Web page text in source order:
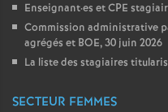
Enseignant·es etCPE
Commission administrative
agrégés et BOE, 30 juin 2026
La liste des stagiaires
SECTEUR FEMMES